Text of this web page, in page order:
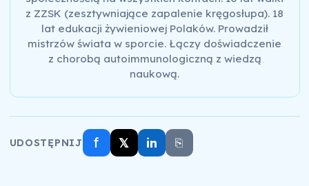
z ZZSK (zesztywniające zapalenie kręgosłupa). 18
lat edukacji żywieniowej Polaków. Prowadził
mistrzów świata w sporcie. Łączy doświadczenie
z chorobą autoimmunologiczną z wiedzą
naukową.
UDOSTĘPNIJ f 𝕏 in ⎘